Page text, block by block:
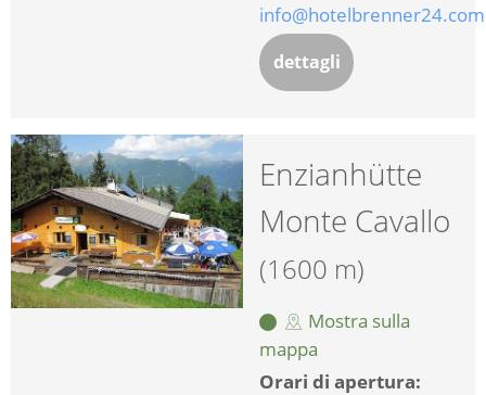
info@hotelbrenner24.com
dettagli
Enzianhütte
Monte Cavallo
(1600 m)
Mostra sulla
mappa
Orari di apertura: